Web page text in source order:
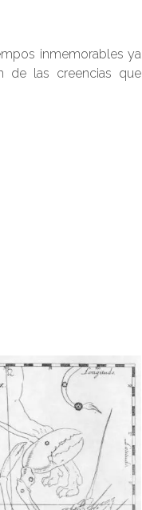
inmemorables ya
de las creencias que